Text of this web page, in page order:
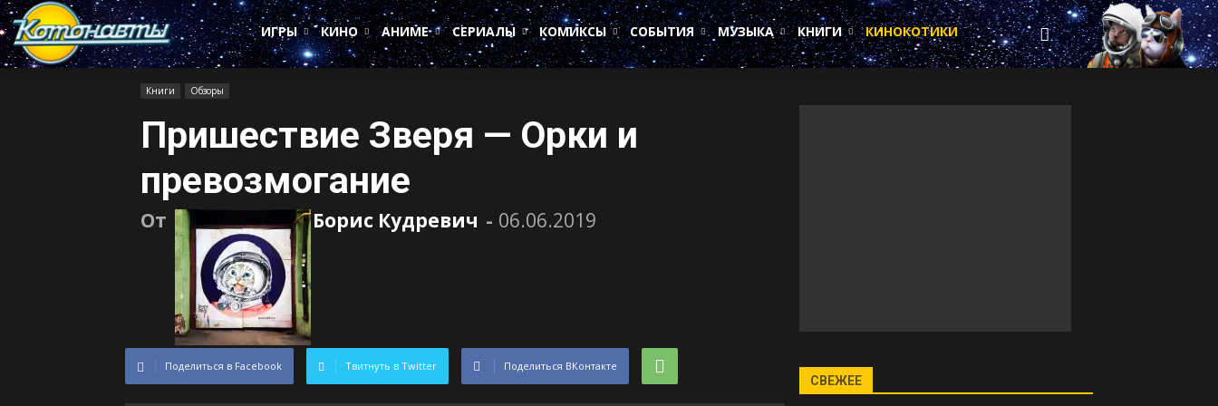
Котонавты
ИГРЫ
КИНО АНИМЕ СЕРИАЛЫ КОМИКСЫ СОБЫТИЯ МУЗЫКА КНИГИ КИНОКОТИКИ
Книги Обзоры
Пришествие Зверя — Орки и
превозмогание
От Борис Кудревич - 06.06.2019
Поделиться в Facebook Твитнуть в Twitter Поделиться ВКонтакте
СВЕЖЕЕ